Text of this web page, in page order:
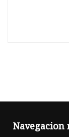
Navegacion